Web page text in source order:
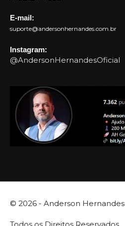
E-mail:
suporte@andersonhernandes.com.br
Instagram:
@AndersonHernandesOficial
© 2026 - Anderson Hernandes